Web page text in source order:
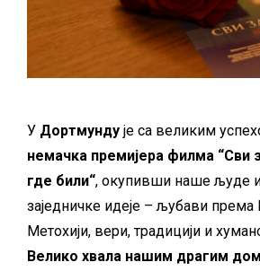
У Дортмунду је са великим
немачка премијера филма “Сви
где били“, окупивши наше људе
заједничке идеје – љубави према
Метохији, вери, традицији и
Велико хвала нашим драгим